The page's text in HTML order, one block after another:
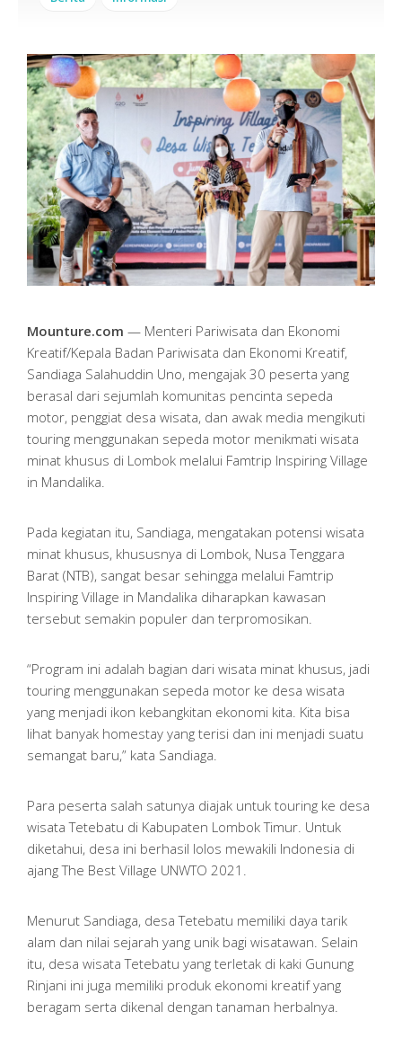
Mounture.com — Menteri Pariwisata dan Ekonomi
Kreatif/Kepala Badan Pariwisata dan Ekonomi Kreatif,
Sandiaga Salahuddin Uno, mengajak 30 peserta yang
berasal dari sejumlah komunitas pencinta sepeda
motor, penggiat desa wisata, dan awak media mengikuti
touring menggunakan sepeda motor menikmati wisata
minat khusus di Lombok melalui Famtrip Inspiring Village
in Mandalika.
Pada kegiatan itu, Sandiaga, mengatakan potensi wisata
minat khusus, khususnya di Lombok, Nusa Tenggara
Barat (NTB), sangat besar sehingga melalui Famtrip
Inspiring Village in Mandalika diharapkan kawasan
tersebut semakin populer dan terpromosikan.
“Program ini adalah bagian dari wisata minat khusus, jadi
touring menggunakan sepeda motor ke desa wisata
yang menjadi ikon kebangkitan ekonomi kita. Kita bisa
lihat banyak homestay yang terisi dan ini menjadi suatu
semangat baru,” kata Sandiaga.
Para peserta salah satunya diajak untuk touring ke desa
wisata Tetebatu di Kabupaten Lombok Timur. Untuk
diketahui, desa ini berhasil lolos mewakili Indonesia di
ajang The Best Village UNWTO 2021.
Menurut Sandiaga, desa Tetebatu memiliki daya tarik
alam dan nilai sejarah yang unik bagi wisatawan. Selain
itu, desa wisata Tetebatu yang terletak di kaki Gunung
Rinjani ini juga memiliki produk ekonomi kreatif yang
beragam serta dikenal dengan tanaman herbalnya.